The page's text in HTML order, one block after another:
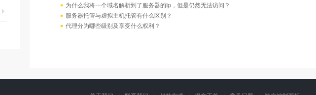
为什么我将一个域名解析到了服务器的Ip，但是仍然无法访问？
服务器托管与虚拟主机托管有什么区别？
代理分为哪些级别及享受什么权利？